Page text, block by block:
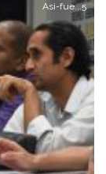
Asi-fue...5